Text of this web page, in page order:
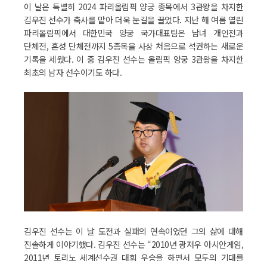
이 날은 특별히 2024 파리올림픽 양궁 종목에서 3관왕을 차지한
김우진 선수가 축사를 맡아 더욱 눈길을 끌었다. 지난 해 여름 열린
파리올림픽에서 대한민국 양궁 국가대표팀은 남녀 개인전과
단체전, 혼성 단체전까지 5종목을 사상 처음으로 석권하는 새로운
기록을 세웠다. 이 중 김우진 선수는 올림픽 양궁 3관왕을 차지한
최초의 남자 선수이기도 하다.
김우진 선수는 이 날 도전과 실패의 연속이었던 그의 삶에 대해
진솔하게 이야기했다. 김우진 선수는 “2010년 광저우 아시안게임,
2011년 토리노 세계선수권 대회 우승을 하면서 모두의 기대를